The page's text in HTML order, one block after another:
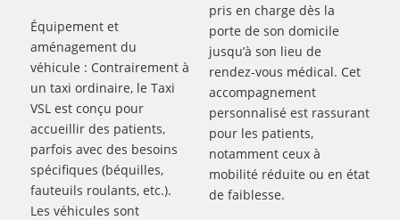
Équipement et
aménagement du
véhicule : Contrairement à
un taxi ordinaire, le Taxi
VSL est conçu pour
accueillir des patients,
parfois avec des besoins
spécifiques (béquilles,
fauteuils roulants, etc.).
Les véhicules sont
pris en charge dès la
porte de son domicile
jusqu’à son lieu de
rendez-vous médical. Cet
accompagnement
personnalisé est rassurant
pour les patients,
notamment ceux à
mobilité réduite ou en état
de faiblesse.